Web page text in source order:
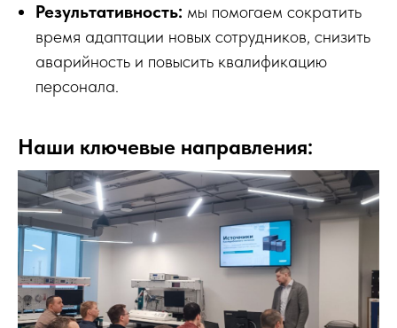
Результативность: мы помогаем сократить
время адаптации новых сотрудников, снизить
аварийность и повысить квалификацию
персонала.
Наши ключевые направления: